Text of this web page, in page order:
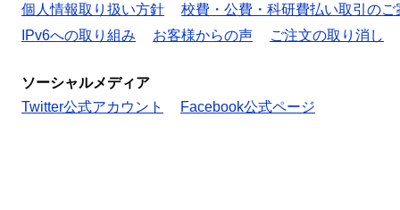
個人情報取り扱い方針
校費・公費・科研費払い取引のご
IPv6への取り組み
お客様からの声 ご注文の取り消し
ソーシャルメディア
Twitter公式アカウント
Facebook公式ページ